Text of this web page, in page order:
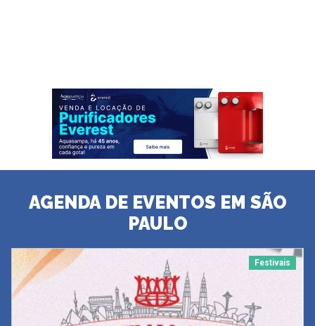
AGENDA DE EVENTOS EM SÃO
PAULO
Festivais